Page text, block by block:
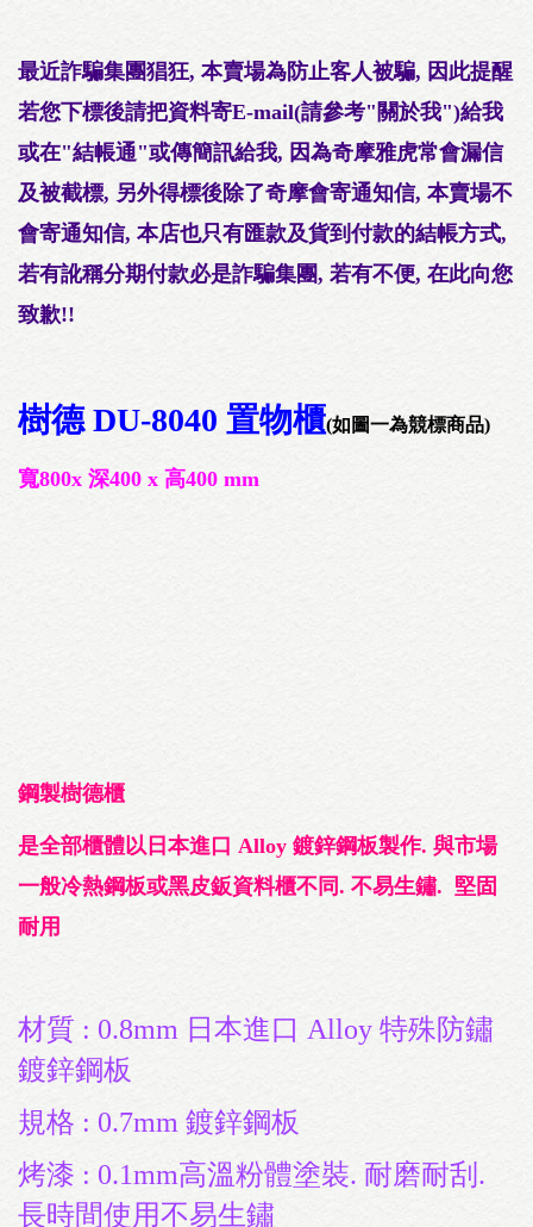
最近詐騙集團猖狂, 本賣場為防止客人被騙, 因此提醒
若您下標後請把資料寄E-mail(請參考"關於我")給我
或在"結帳通"或傳簡訊給我, 因為奇摩雅虎常會漏信
及被截標, 另外得標後除了奇摩會寄通知信, 本賣場不
會寄通知信, 本店也只有匯款及貨到付款的結帳方式,
若有訛稱分期付款必是詐騙集團, 若有不便, 在此向您
致歉!!
樹德 DU-8040 置物櫃(如圖一為競標商品)
寬800x 深400 x 高400 mm
鋼製樹德櫃
是全部櫃體以日本進口 Alloy 鍍鋅鋼板製作. 與市場
一般冷熱鋼板或黑皮鈑資料櫃不同. 不易生鏽. 堅固
耐用
材質 : 0.8mm 日本進口 Alloy 特殊防鏽
鍍鋅鋼板
規格 : 0.7mm 鍍鋅鋼板
烤漆 : 0.1mm高溫粉體塗裝. 耐磨耐刮.
長時間使用不易生鏽